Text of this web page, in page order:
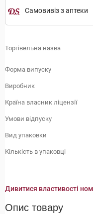
Самовивіз з аптеки
Торгівельна назва
Форма випуску
Виробник
Країна власник ліцензії
Умови відпуску
Вид упаковки
Кількість в упаковці
Дивитися властивості
Опис товару